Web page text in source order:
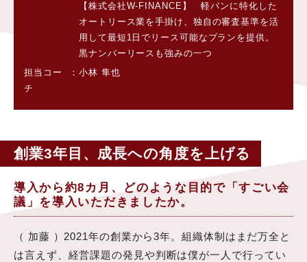
【株式会社W-FINANCE】 軽バンに特化した
オートリース業を手掛け、独自の審査基準を活
用して最短1日でリース可能なプランを提供。
黒ナンバーリースも強みの一つ
担当コー
チ
小林 隼也
創業3年目、成長への角度を上げる
導入から約8カ月、どのような目的で「すごい会
議」を導入いただきましたか。
（ 加藤 ）2021年の創業から3年。組織体制はまだ万全と
は言えず、経営課題の発見や判断は僕が一人で行ってい